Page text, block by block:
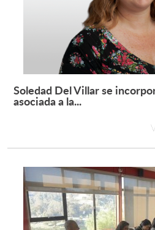
Soledad Del Villar se
asociada a la...